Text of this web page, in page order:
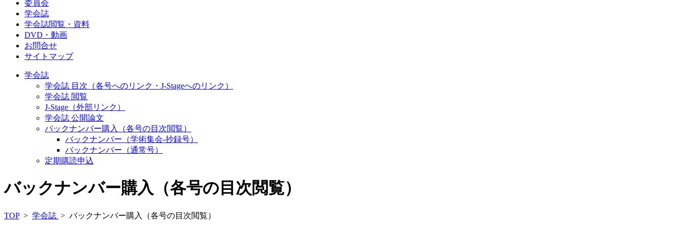
委員会
学会誌
学会誌閲覧・資料
DVD・動画
お問合せ
サイトマップ
学会誌
学会誌 目次（各号へのリンク・J-Stageへのリンク）
学会誌 閲覧
J-Stage（外部リンク）
学会誌 公開論文
バックナンバー購入（各号の目次閲覧）
バックナンバー（学術集会-抄録号）
バックナンバー（通常号）
定期購読申込
バックナンバー購入（各号の目次閲覧）
TOP> 学会誌 > バックナンバー購入（各号の目次閲覧）